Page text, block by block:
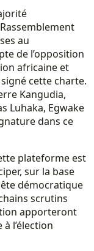
au
de l’opposition
africaine et
cette charte.
Kangudia,
Luhaka, Egwake
dans ce
plateforme est
sur la base
démocratique
scrutins
apporteront
l’élection